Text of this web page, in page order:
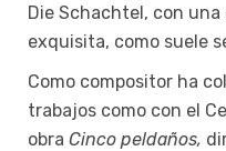
Die Schachtel, con
exquisita, como suele
Como compositor ha
trabajos como con el
obra Cinco peldaños,